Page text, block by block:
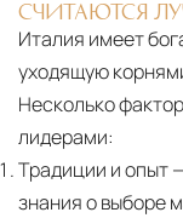
СЧИТАЮТСЯ
Италия имеет
уходящую
Несколько
лидерами:
Традиции и опыт
знания о выборе